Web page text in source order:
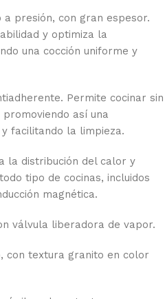
a presión, con gran espesor.
y optimiza la
una cocción uniforme y
Permite cocinar sin
así una
facilitando la limpieza.
la distribución del calor y
tipo de cocinas, incluidos
magnética.
válvula liberadora de vapor.
con textura granito en color